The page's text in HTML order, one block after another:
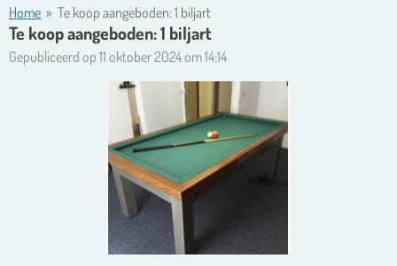
Home » Te koop aangeboden: 1 biljart
Te koop aangeboden: 1 biljart
Gepubliceerd op 11 oktober 2024 om 14:14